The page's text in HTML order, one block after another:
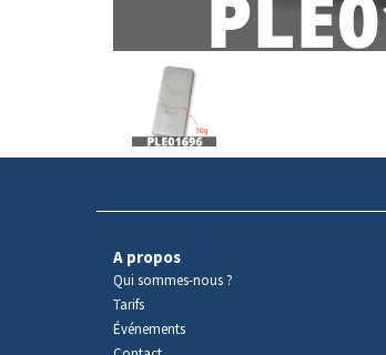
produit
A propos
Qui sommes-nous ?
Tarifs
Événements